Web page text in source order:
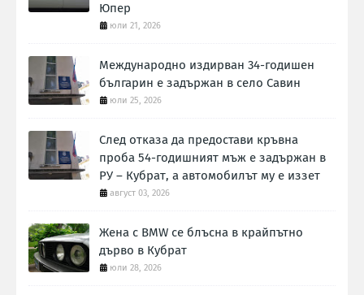
Юпер
юли 21, 2026
Международно издирван 34-годишен
българин е задържан в село Савин
юли 25, 2026
След отказа да предостави кръвна
проба 54-годишният мъж е задържан в
РУ – Кубрат, а автомобилът му е иззет
август 03, 2026
Жена с BMW се блъсна в крайпътно
дърво в Кубрат
юли 28, 2026